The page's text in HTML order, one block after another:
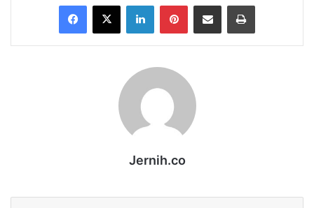
Facebook
X LinkedInPinterestShare via Email Print
Jernih.co